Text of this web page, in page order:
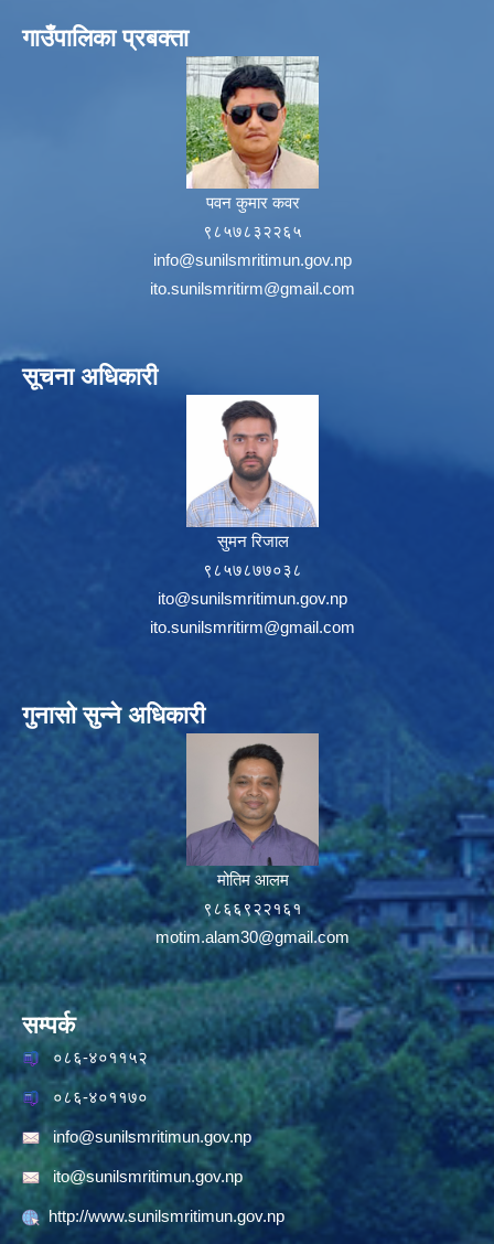
गाउँपालिका प्रबक्ता
पवन कुमार कवर
९८५७८३२२६५
info@sunilsmritimun.gov.np
ito.sunilsmritirm@gmail.com
सूचना अधिकारी
सुमन रिजाल
९८५७८७७०३८
ito@sunilsmritimun.gov.np
ito.sunilsmritirm@gmail.com
गुनासो सुन्ने अधिकारी
मोतिम आलम
९८६६९२२१६१
motim.alam30@gmail.com
सम्पर्क
०८६-४०११५२
०८६-४०११७०
info@sunilsmritimun.gov.np
ito@sunilsmritimun.gov.np
http://www.sunilsmritimun.gov.np